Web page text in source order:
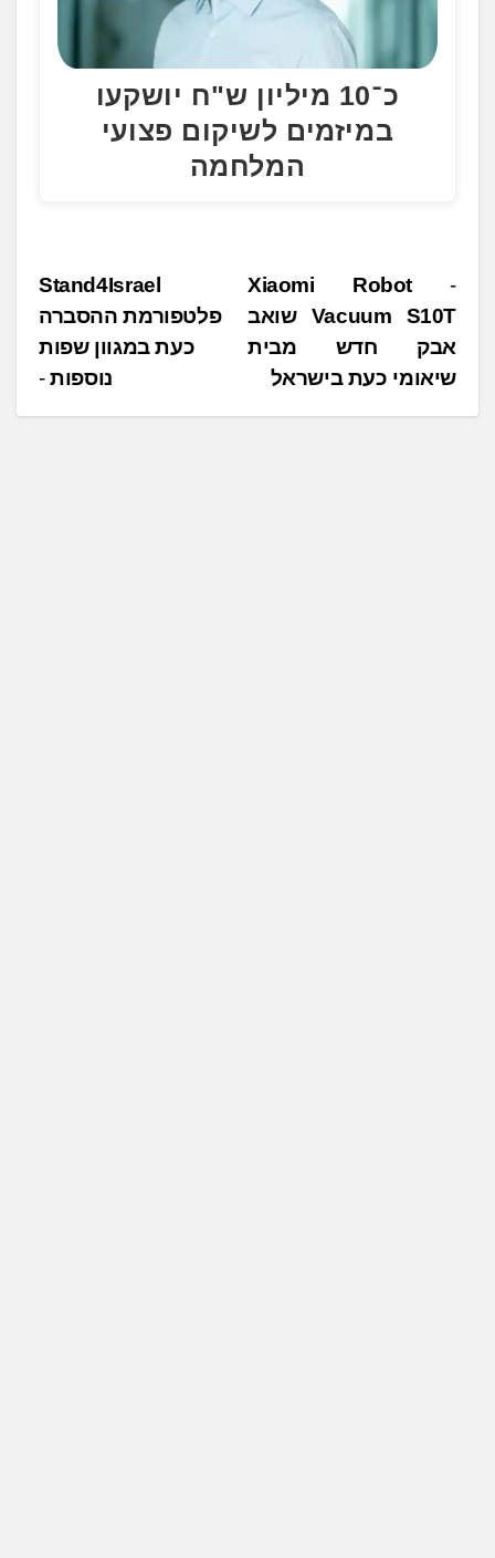
כ־10 מיליון ש"ח יושקעו
במיזמים לשיקום פצועי
המלחמה
נ
י
ו
Stand4Israel
פלטפורמת ההסברה
כעת במגוון שפות
נוספות
Xiaomi Robot
Vacuum S10T שואב
אבק חדש מבית
שיאומי כעת בישראל